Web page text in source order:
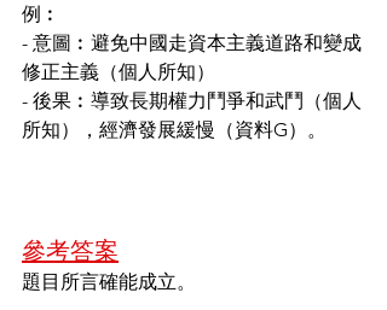
例︰
- 意圖︰避免中國走資本主義道路和變成
修正主義（個人所知）
- 後果︰導致長期權力鬥爭和武鬥（個人
所知），經濟發展緩慢（資料G）。
參考答案
題目所言確能成立。